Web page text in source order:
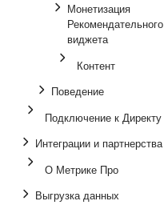
Монетизация
Рекомендательного
виджета
Контент
Поведение
Подключение к Директу
Интеграции и партнерства
О Метрике Про
Выгрузка данных